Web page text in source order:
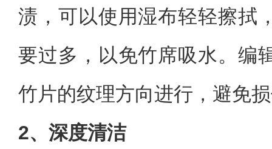
渍，可以使用湿布轻轻擦拭
要过多，以免竹席吸水。编
竹片的纹理方向进行，避免
2、深度清洁